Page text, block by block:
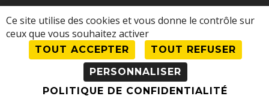
© 2023 Comité d'Action Économique •
Mentions légales•Se connecter en tant
qu'adhérent
Ce site utilise des cookies et vous donne le contrôle sur
ceux que vous souhaitez activer
TOUT ACCEPTER
TOUT REFUSER
PERSONNALISER
POLITIQUE DE CONFIDENTIALITÉ